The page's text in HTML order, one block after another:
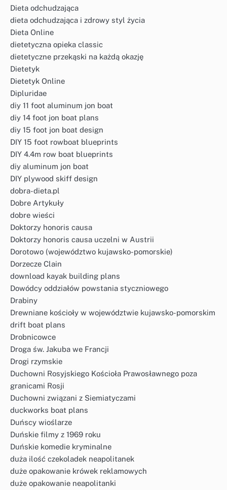
Dieta odchudzająca
dieta odchudzająca i zdrowy styl życia
Dieta Online
dietetyczna opieka classic
dietetyczne przekąski na każdą okazję
Dietetyk
Dietetyk Online
Dipluridae
diy 11 foot aluminum jon boat
diy 14 foot jon boat plans
diy 15 foot jon boat design
DIY 15 foot rowboat blueprints
DIY 4.4m row boat blueprints
diy aluminum jon boat
DIY plywood skiff design
dobra-dieta.pl
Dobre Artykuły
dobre wieści
Doktorzy honoris causa
Doktorzy honoris causa uczelni w Austrii
Dorotowo (województwo kujawsko-pomorskie)
Dorzecze Clain
download kayak building plans
Dowódcy oddziałów powstania styczniowego
Drabiny
Drewniane kościoły w województwie kujawsko-pomorskim
drift boat plans
Drobnicowce
Droga św. Jakuba we Francji
Drogi rzymskie
Duchowni Rosyjskiego Kościoła Prawosławnego poza
granicami Rosji
Duchowni związani z Siemiatyczami
duckworks boat plans
Duńscy wioślarze
Duńskie filmy z 1969 roku
Duńskie komedie kryminalne
duża ilość czekoladek neapolitanek
duże opakowanie krówek reklamowych
duże opakowanie neapolitanki